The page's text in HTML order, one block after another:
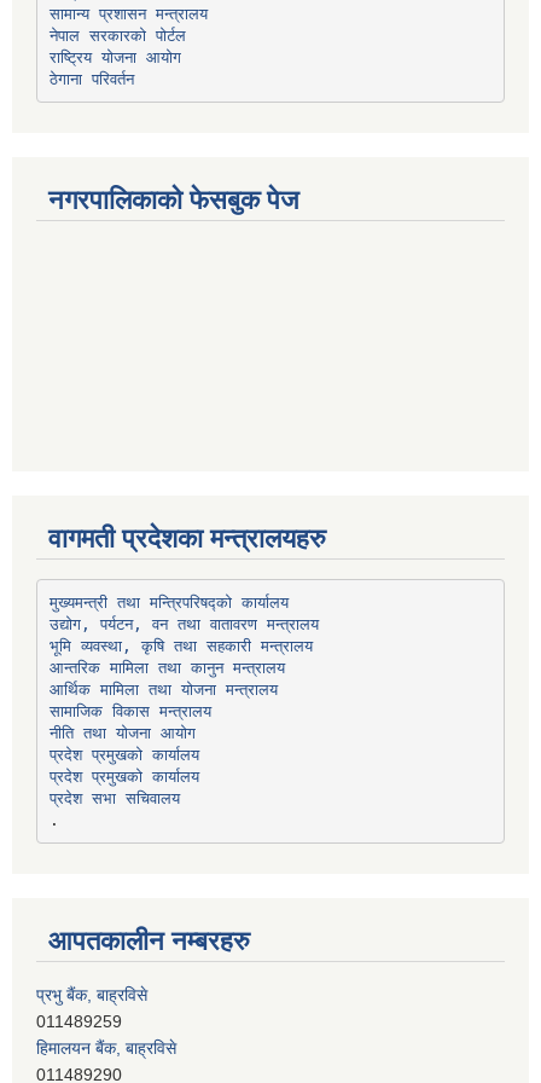
सामान्य प्रशासन मन्त्रालय
नेपाल सरकारको पोर्टल
राष्ट्रिय योजना आयोग
ठेगाना परिवर्तन
नगरपालिकाको फेसबुक पेज
वागमती प्रदेशका मन्त्रालयहरु
मुख्यमन्त्री तथा मन्त्रिपरिषद्को कार्यालय
उद्योग, पर्यटन, वन तथा वातावरण मन्त्रालय
भूमि व्यवस्था, कृषि तथा सहकारी मन्त्रालय
आन्तरिक मामिला तथा कानुन मन्त्रालय
आर्थिक मामिला तथा योजना मन्त्रालय
सामाजिक विकास मन्त्रालय
नीति तथा योजना आयोग
प्रदेश प्रमुखको कार्यालय
प्रदेश प्रमुखको कार्यालय
प्रदेश सभा सचिवालय
आपतकालीन नम्बरहरु
प्रभु बैंक, बाह्रविसे
011489259
हिमालयन बैंक, बाह्रविसे
011489290